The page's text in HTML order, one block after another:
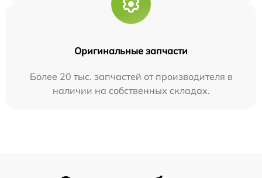
Оригинальные запчасти
Более 20 тыс. запчастей от производителя в
наличии на собственных складах.